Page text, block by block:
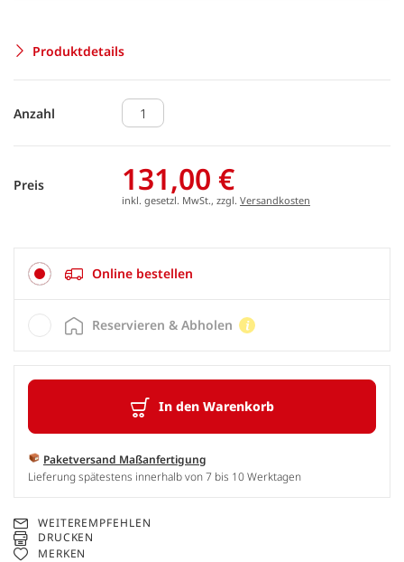
Produktdetails
Anzahl
Preis 131,00 €
inkl. gesetzl. MwSt., zzgl. Versandkosten
Online bestellen
In den Warenkorb
Paketversand Maßanfertigung
Lieferung spätestens innerhalb von 7 bis 10 Werktagen
Reservieren & Abholen
WEITEREMPFEHLEN
DRUCKEN
MERKEN